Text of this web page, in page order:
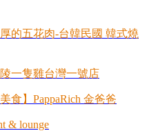
的五花肉-台韓民國 韓式燒
一隻雞台灣一號店
食】 PappaRich 金爸爸
& lounge